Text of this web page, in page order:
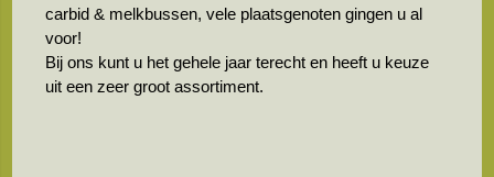
carbid & melkbussen, vele plaatsgenoten gingen u al
voor!
Bij ons kunt u het gehele jaar terecht en heeft u keuze
uit een zeer groot assortiment.